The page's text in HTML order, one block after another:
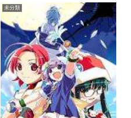
ちらあらすじ魔人ブウの脅威が去
り、グレートサイヤマンの活躍な
どもあって地球はしばし平和な
日々が続いていた。ある...
未分類